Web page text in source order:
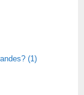
(1)